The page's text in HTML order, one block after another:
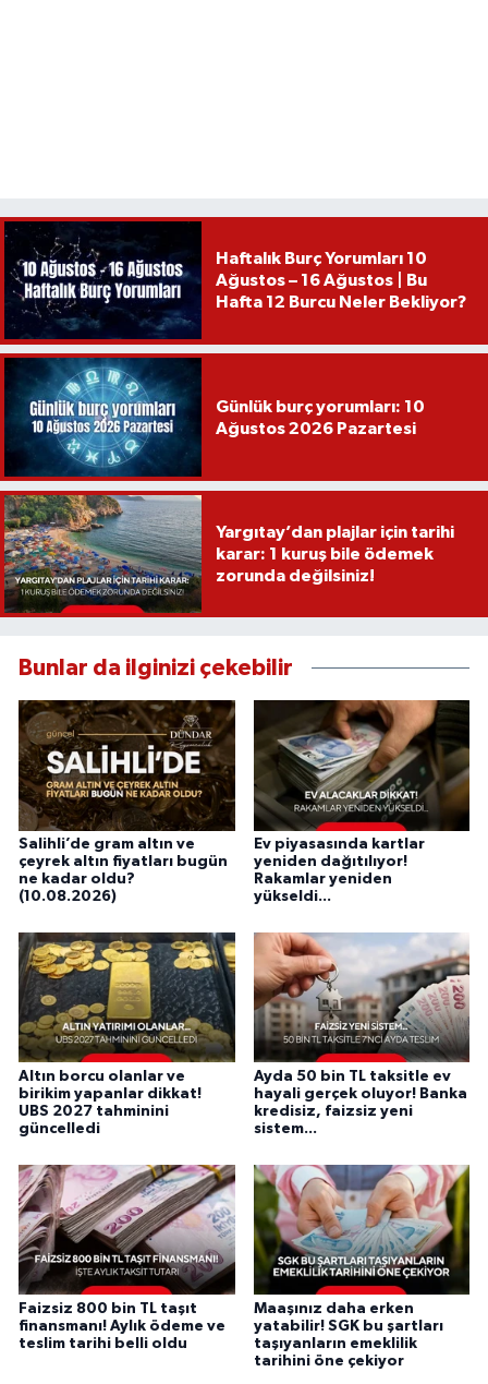
Haftalık Burç Yorumları 10
Ağustos – 16 Ağustos | Bu
Hafta 12 Burcu Neler Bekliyor?
Günlük burç yorumları: 10
Ağustos 2026 Pazartesi
Yargıtay’dan plajlar için tarihi
karar: 1 kuruş bile ödemek
zorunda değilsiniz!
Bunlar da ilginizi çekebilir
Salihli’de gram altın ve
çeyrek altın fiyatları bugün
ne kadar oldu?
(10.08.2026)
Ev piyasasında kartlar
yeniden dağıtılıyor!
Rakamlar yeniden
yükseldi...
Altın borcu olanlar ve
birikim yapanlar dikkat!
UBS 2027 tahminini
güncelledi
Ayda 50 bin TL taksitle ev
hayali gerçek oluyor! Banka
kredisiz, faizsiz yeni
sistem...
Faizsiz 800 bin TL taşıt
finansmanı! Aylık ödeme ve
teslim tarihi belli oldu
Maaşınız daha erken
yatabilir! SGK bu şartları
taşıyanların emeklilik
tarihini öne çekiyor